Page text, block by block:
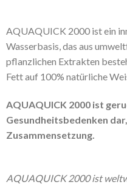
AQUAQUICK 2000 ist ein
Wasserbasis, das aus
pflanzlichen Extrakten
Fett auf 100% natürliche
AQUAQUICK 2000 ist
Gesundheitsbedenken
Zusammensetzung.
AQUAQUICK 2000 ist